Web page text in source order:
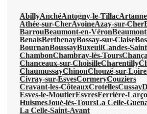
AbillyAnchéAntogny-le-Tillac
Athée-sur-CherAvoineAzay-sur-Cher
BarrouBeaumont-en-Véron
BenaisBerthenayBossay-sur-Claise
BournanBoussayBuxeuilCandes-
ChambonChambray-lès-Tours
Chanceaux-sur-ChoisilleCharentilly
ChaumussayChinonChouzé-sur-Loire
Civray-sur-EsvesCormeryCouziers
Cravant-les-CôteauxCrotellesCussay
Esves-le-MoutierEsvresFerrière-
HuismesJoué-lès-ToursLa Celle-
La Celle-Saint-Avant